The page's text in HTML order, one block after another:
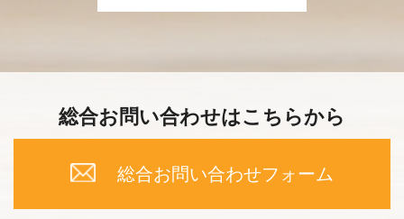
総合お問い合わせはこちらから
総合お問い合わせフォーム